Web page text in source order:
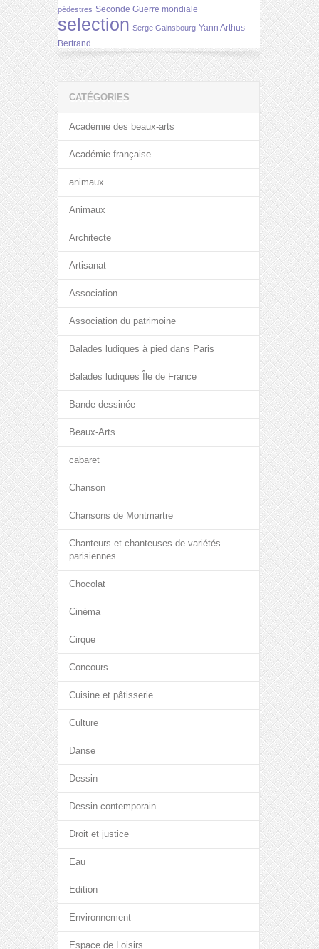
pédestres Seconde Guerre mondiale
selection Serge Gainsbourg Yann Arthus-
Bertrand
CATÉGORIES
Académie des beaux-arts
Académie française
animaux
Animaux
Architecte
Artisanat
Association
Association du patrimoine
Balades ludiques à pied dans Paris
Balades ludiques Île de France
Bande dessinée
Beaux-Arts
cabaret
Chanson
Chansons de Montmartre
Chanteurs et chanteuses de variétés
parisiennes
Chocolat
Cinéma
Cirque
Concours
Cuisine et pâtisserie
Culture
Danse
Dessin
Dessin contemporain
Droit et justice
Eau
Edition
Environnement
Espace de Loisirs